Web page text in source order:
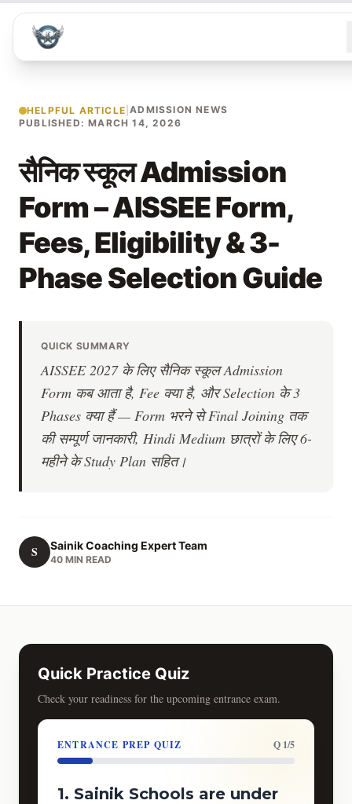
HELPFUL ARTICLE |ADMISSION NEWS
PUBLISHED: MARCH 14, 2026
सैनिक स्कूल Admission
Form – AISSEE Form,
Fees, Eligibility & 3-
Phase Selection Guide
QUICK SUMMARY
AISSEE 2027 के लिए सैनिक स्कूल Admission
Form कब आता है, Fee क्या है, और Selection के 3
Phases क्या हैं — Form भरने से Final Joining तक
की सम्पूर्ण जानकारी, Hindi Medium छात्रों के लिए 6-
महीने के Study Plan सहित।
S Sainik Coaching Expert Team
40 MIN READ
Quick Practice Quiz
Check your readiness for the upcoming entrance exam.
ENTRANCE PREP QUIZ Q 1/5
1. Sainik Schools are under